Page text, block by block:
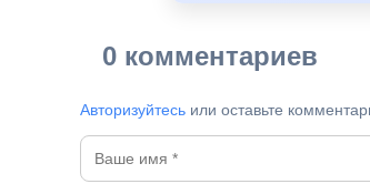
0 комментариев
Авторизуйтесь или оставьте